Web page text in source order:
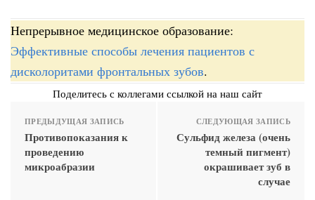
Непрерывное медицинское образование:
Эффективные способы лечения пациентов с
дисколоритами фронтальных зубов.
Поделитесь с коллегами ссылкой на наш сайт
ПРЕДЫДУЩАЯ ЗАПИСЬ
Противопоказания к
проведению
микроабразии
СЛЕДУЮЩАЯ ЗАПИСЬ
Сульфид железа (очень
темный пигмент)
окрашивает зуб в
случае